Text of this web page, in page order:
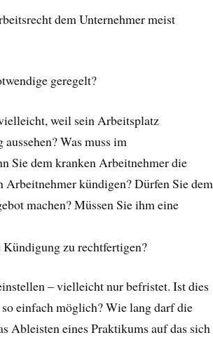
dem Unternehmer meist
geregelt?
weil sein Arbeitsplatz
Was muss im
Sie dem kranken Arbeitnehmer die
kündigen? Dürfen Sie dem
machen? Müssen Sie ihm eine
zu rechtfertigen?
– vielleicht nur befristet. Ist dies
einfach möglich? Wie lang darf die
Ableisten eines Praktikums auf das sich